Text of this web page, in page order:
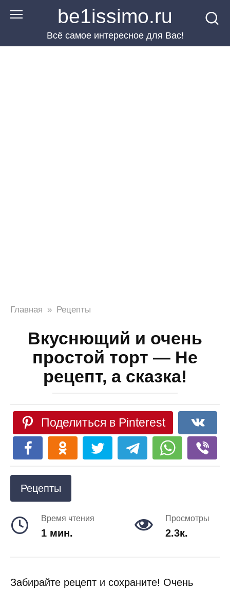
Перейти
be1issimo.ru
Всё самое интересное для Вас!
Главная » Рецепты
Вкуснющий и очень
простой торт — Не
рецепт, а сказка!
Поделиться в Pinterest
Рецепты
Время чтения
1 мин.
Просмотры
2.3к.
Забирайте рецепт и сохраните! Очень